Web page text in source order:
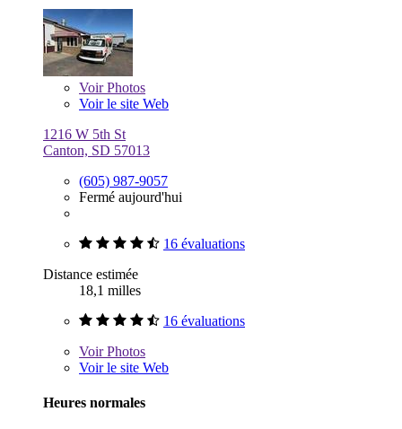
VoirPhotos
Voir le site Web
1216 W 5th St
Canton, SD 57013
(605) 987-9057
Fermé aujourd'hui
16 évaluations
Distance estimée
18,1 milles
16 évaluations
VoirPhotos
Voir le site Web
Heures normales